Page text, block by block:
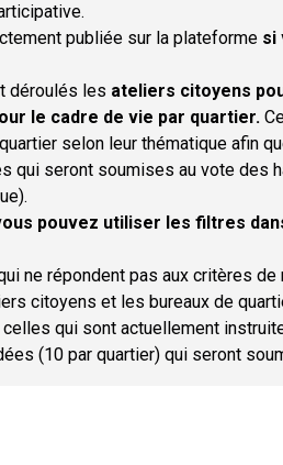
onglet) publiée sur la plateforme si
déroulés les ateliers citoyens
le cadre de vie par quartier.
selon leur thématique afin
seront soumises au vote des
pouvez utiliser les filtres
ne répondent pas aux critères
citoyens et les bureaux de
celles qui sont actuellement
(10 par quartier) qui seront